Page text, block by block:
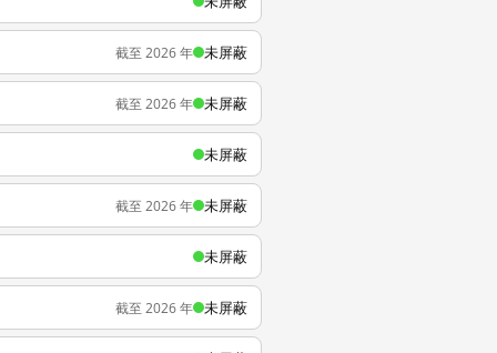
截至 2026 年 未屏蔽
截至 2026 年 未屏蔽
未屏蔽
截至 2026 年 未屏蔽
未屏蔽
截至 2026 年 未屏蔽